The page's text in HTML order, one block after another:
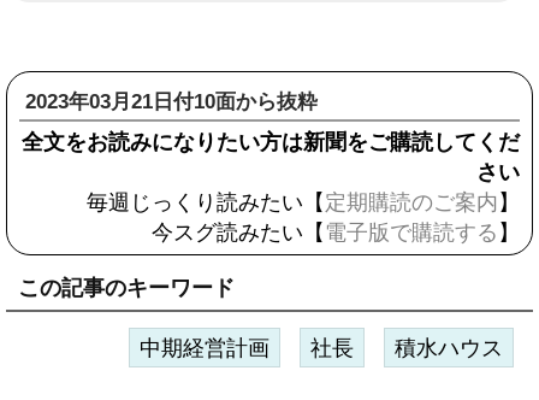
2023年03月21日付10面から抜粋
全文をお読みになりたい方は新聞をご購読してくだ
さい
毎週じっくり読みたい【 定期購読のご案内 】
今スグ読みたい【 電子版で購読する 】
この記事のキーワード
中期経営計画 社長 積水ハウス